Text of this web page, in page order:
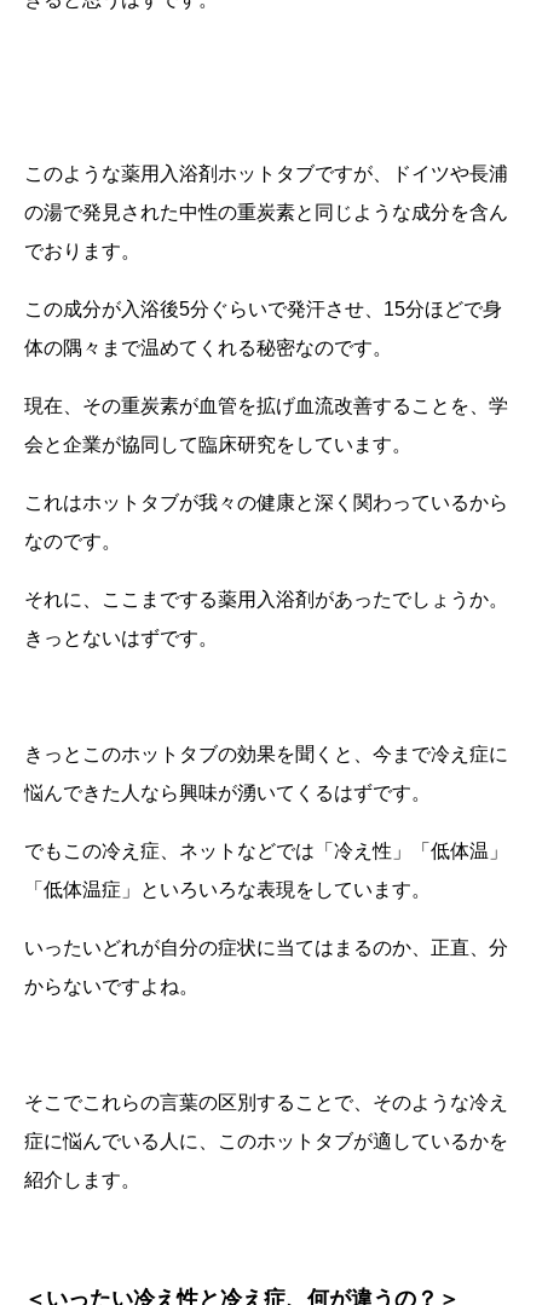
このような薬用入浴剤ホットタブですが、ドイツや長浦
の湯で発見された中性の重炭素と同じような成分を含ん
でおります。
この成分が入浴後5分ぐらいで発汗させ、 15分ほどで身
体の隅々まで温めてくれる秘密なのです。
現在、その重炭素が血管を拡げ血流改善することを、学
会と企業が協同して臨床研究をしています。
これはホットタブが我々の健康と深く関わっているから
なのです。
それに、ここまでする薬用入浴剤があったでしょうか。
きっとないはずです。
きっとこのホットタブの効果を聞くと、今まで冷え症に
悩んできた人なら興味が湧いてくるはずです。
でもこの冷え症、ネットなどでは「冷え性」「低体温」
「低体温症」といろいろな表現をしています。
いったいどれが自分の症状に当てはまるのか、正直、分
からないですよね。
そこでこれらの言葉の区別することで、そのような冷え
症に悩んでいる人に、このホットタブが適しているかを
紹介します。
＜いったい冷え性と冷え症、何が違うの？＞